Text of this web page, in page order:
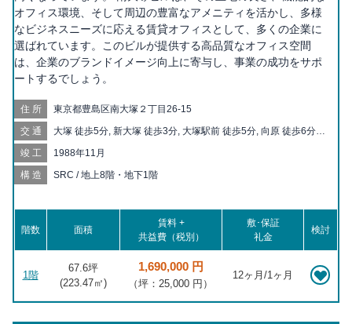
オフィス環境、そして周辺の豊富なアメニティを活かし、多様
なビジネスニーズに応える賃貸オフィスとして、多くの企業に
選ばれています。このビルが提供する高品質なオフィス空間
は、企業のブランドイメージ向上に寄与し、事業の成功をサポ
ートするでしょう。
住所 東京都豊島区南大塚２丁目26-15
交通
大塚 徒歩5分, 新大塚 徒歩3分, 大塚駅前 徒歩5分, 向原 徒歩6分,
池袋 徒歩12分, 巣鴨 徒歩13分, 都電雑司ヶ谷 徒歩15分, 庚申塚
徒歩15分, 千石 徒歩17分, 茗荷谷 徒歩17分, 新庚申塚 徒歩18分,
竣工 1988年11月
構造 SRC / 地上8階・地下1階
階数 面積
賃料 +
共益費（税別）
敷･保証
礼金
検討
1階
67.6坪
(223.47㎡)
1,690,000 円
（坪：25,000 円）
12ヶ月/1ヶ月